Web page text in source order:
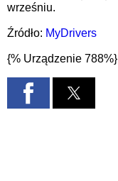
wrześniu.
Źródło: MyDrivers
{% Urządzenie 788%}